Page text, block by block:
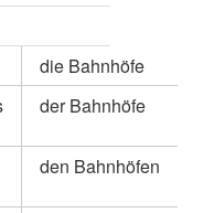
die Bahnhöfe
der Bahnhöfe
den Bahnhöfen